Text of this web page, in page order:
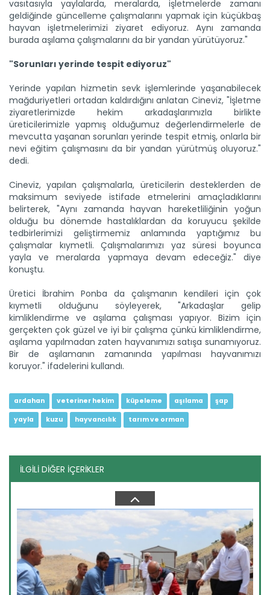
vasıtasıyla yaylalarda, meralarda, işletmelerde zamanı
geldiğinde güncelleme çalışmalarını yapmak için küçükbaş
hayvan işletmelerimizi ziyaret ediyoruz. Aynı zamanda
burada aşılama çalışmalarını da bir yandan yürütüyoruz."
"Sorunları yerinde tespit ediyoruz"
Yerinde yapılan hizmetin sevk işlemlerinde yaşanabilecek
mağduriyetleri ortadan kaldırdığını anlatan Cineviz, "İşletme
ziyaretlerimizde hekim arkadaşlarımızla birlikte
üreticilerimizle yapmış olduğumuz değerlendirmelerle de
mevcutta yaşanan sorunları yerinde tespit etmiş, onlarla bir
nevi eğitim çalışmasını da bir yandan yürütmüş oluyoruz."
dedi.
Cineviz, yapılan çalışmalarla, üreticilerin desteklerden de
maksimum seviyede istifade etmelerini amaçladıklarını
belirterek, "Aynı zamanda hayvan hareketliliğinin yoğun
olduğu bu dönemde hastalıklardan da koruyucu şekilde
tedbirlerimizi geliştirmemiz anlamında yaptığımız bu
çalışmalar kıymetli. Çalışmalarımızı yaz süresi boyunca
yayla ve meralarda yapmaya devam edeceğiz." diye
konuştu.
Üretici İbrahim Ponba da çalışmanın kendileri için çok
kıymetli olduğunu söyleyerek, "Arkadaşlar gelip
kimliklendirme ve aşılama çalışması yapıyor. Bizim için
gerçekten çok güzel ve iyi bir çalışma çünkü kimliklendirme,
aşılama yapılmadan zaten hayvanımızı satışa sunamıyoruz.
Bir de aşılamanın zamanında yapılması hayvanımızı
koruyor." ifadelerini kullandı.
ardahan veteriner hekim küpeleme aşılama şap
yayla kuzu hayvancılık tarım ve orman
İLGİLİ DİĞER İÇERİKLER
Kağızman kayısısı lezzetini...
Kars'ın Kağızman ilçesinde, Aras Vadisi'nde mikroklimada
Devamını Oku ->
Ayçiçeği üretimi destekle...
Aksaray'ın Eskil ilçesinde ayçiçeği üretimi, planlı üretim
modeli...
Devamını Oku ->
Kars’ın coğrafi işaretli...
Mera ve yaylalarında yoğun hayvancılık yapılan Kars
Türkiye'nin...
Devamını Oku ->
Çocukların yüzünü güldüren...
Bursa İl Tarım ve Orman Müdürlüğü mevsimlik tarım
Devamını Oku ->